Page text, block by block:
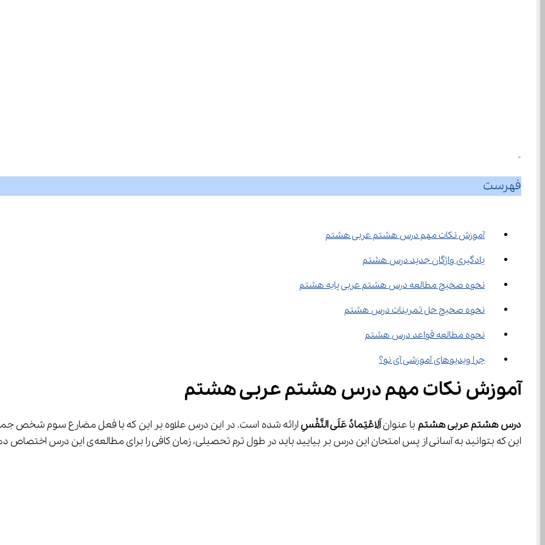
0
فهرست
آموزش نکات مهم درس هشتم عربی هشتم
یادگیری واژگان جدید درس هشتم
نحوه صحیح مطالعه درس هشتم عربی پایه هشتم
نحوه صحیح حل تمرینات درس هشتم
نحوه مطالعه قواعد درس هشتم
چرا ویدیوهای آموزشی آی نو؟
آموزش نکات مهم درس هشتم عربی هشتم
درس هشتم عربی هشتم با عنوان اَلِاعْتِمادُ عَلَی النَّفْسِ
این که بتوانید به آسانی از پس امتحان این درس بر بیایید باید در طول ترم تحصیلی، زمان کافی را برای مطالعه‌ی این درس اختصاص دهید.